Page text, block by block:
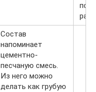
Состав
напоминает
цементно-
песчаную смесь.
Из него можно
делать как грубую